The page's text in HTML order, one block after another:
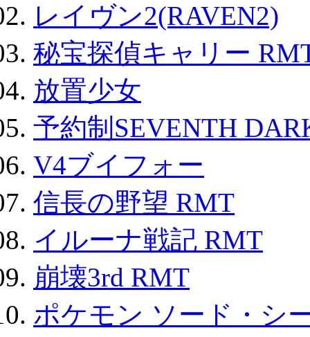
レイヴン2(RAVEN2)
秘宝探偵キャリー
放置少女
予約制SEVENTH
V4ブイフォー
信長の野望 RMT
イルーナ戦記 RMT
崩壊3rd RMT
ポケモン ソード・シ